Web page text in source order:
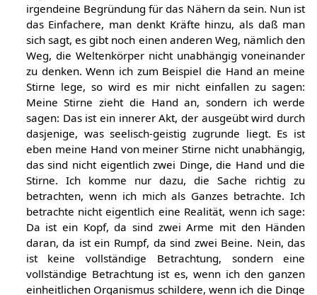
irgendeine Begründung für das Nähern da sein. Nun ist
das Einfachere, man denkt Kräfte hinzu, als daß man
sich sagt, es gibt noch einen anderen Weg, nämlich den
Weg, die Weltenkörper nicht unabhängig voneinander
zu denken. Wenn ich zum Beispiel die Hand an meine
Stirne lege, so wird es mir nicht einfallen zu sagen:
Meine Stirne zieht die Hand an, sondern ich werde
sagen: Das ist ein innerer Akt, der ausgeübt wird durch
dasjenige, was seelisch-geistig zugrunde liegt. Es ist
eben meine Hand von meiner Stirne nicht unabhängig,
das sind nicht eigentlich zwei Dinge, die Hand und die
Stirne. Ich komme nur dazu, die Sache richtig zu
betrachten, wenn ich mich als Ganzes betrachte. Ich
betrachte nicht eigentlich eine Realität, wenn ich sage:
Da ist ein Kopf, da sind zwei Arme mit den Händen
daran, da ist ein Rumpf, da sind zwei Beine. Nein, das
ist keine vollständige Betrachtung, sondern eine
vollständige Betrachtung ist es, wenn ich den ganzen
einheitlichen Organismus schildere, wenn ich die Dinge